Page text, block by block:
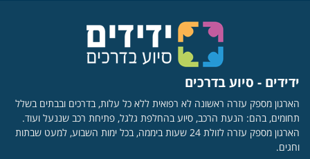
ידידים - סיוע בדרכים
הארגון מספק עזרה ראשונה לא רפואית ללא כל עלות, בדרכים ובבתים בשלל
תחומים, בהם: הנעת הרכב, סיוע בהחלפת גלגל, פתיחת רכב שננעל ועוד.
הארגון מספק עזרה לזולת 24 שעות ביממה, בכל ימות השבוע, למעט שבתות
וחגים.